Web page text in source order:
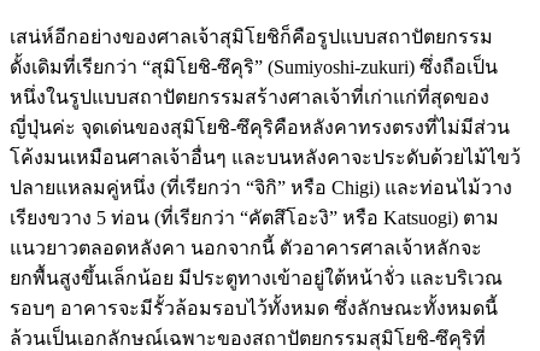
เสน่ห์อีกอย่างของศาลเจ้าสุมิโยชิก็คือรูปแบบสถาปัตยกรรม
ดั้งเดิมที่เรียกว่า “สุมิโยชิ-ซึคุริ” (Sumiyoshi-zukuri) ซึ่งถือเป็น
หนึ่งในรูปแบบสถาปัตยกรรมสร้างศาลเจ้าที่เก่าแก่ที่สุดของ
ญี่ปุ่นค่ะ จุดเด่นของสุมิโยชิ-ซึคุริคือหลังคาทรงตรงที่ไม่มีส่วน
โค้งมนเหมือนศาลเจ้าอื่นๆ และบนหลังคาจะประดับด้วยไม้ไขว้
ปลายแหลมคู่หนึ่ง (ที่เรียกว่า “จิกิ” หรือ Chigi) และท่อนไม้วาง
เรียงขวาง 5 ท่อน (ที่เรียกว่า “คัตสึโอะงิ” หรือ Katsuogi) ตาม
แนวยาวตลอดหลังคา นอกจากนี้ ตัวอาคารศาลเจ้าหลักจะ
ยกพื้นสูงขึ้นเล็กน้อย มีประตูทางเข้าอยู่ใต้หน้าจั่ว และบริเวณ
รอบๆ อาคารจะมีรั้วล้อมรอบไว้ทั้งหมด ซึ่งลักษณะทั้งหมดนี้
ล้วนเป็นเอกลักษณ์เฉพาะของสถาปัตยกรรมสุมิโยชิ-ซึคุริที่